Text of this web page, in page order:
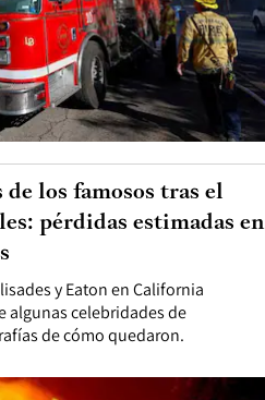
y Eaton en California
algunas celebridades de
de cómo quedaron.
de los famosos tras el
pérdidas estimadas en